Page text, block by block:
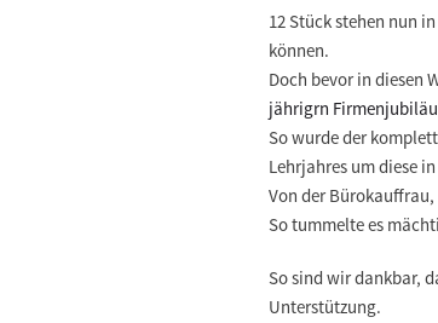
12 Stück stehen nun
können.
Doch bevor in diesen
jährigrn
So wurde der
Lehrjahres um diese
Von der
So tummelte es
So sind wir dankbar,
Unterstützung.